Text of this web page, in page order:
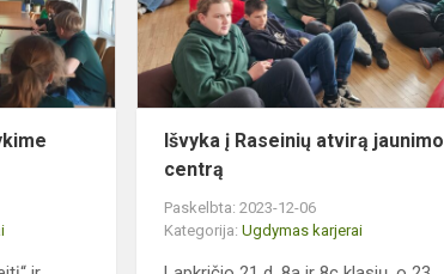
Išvyka į Raseinių atvirą jaunimo
centrą
Paskelbta: 2023-12-06
Kategorija:Ugdymas karjerai